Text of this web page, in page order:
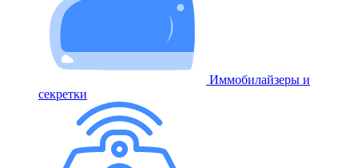
Иммобилайзеры и
секретки